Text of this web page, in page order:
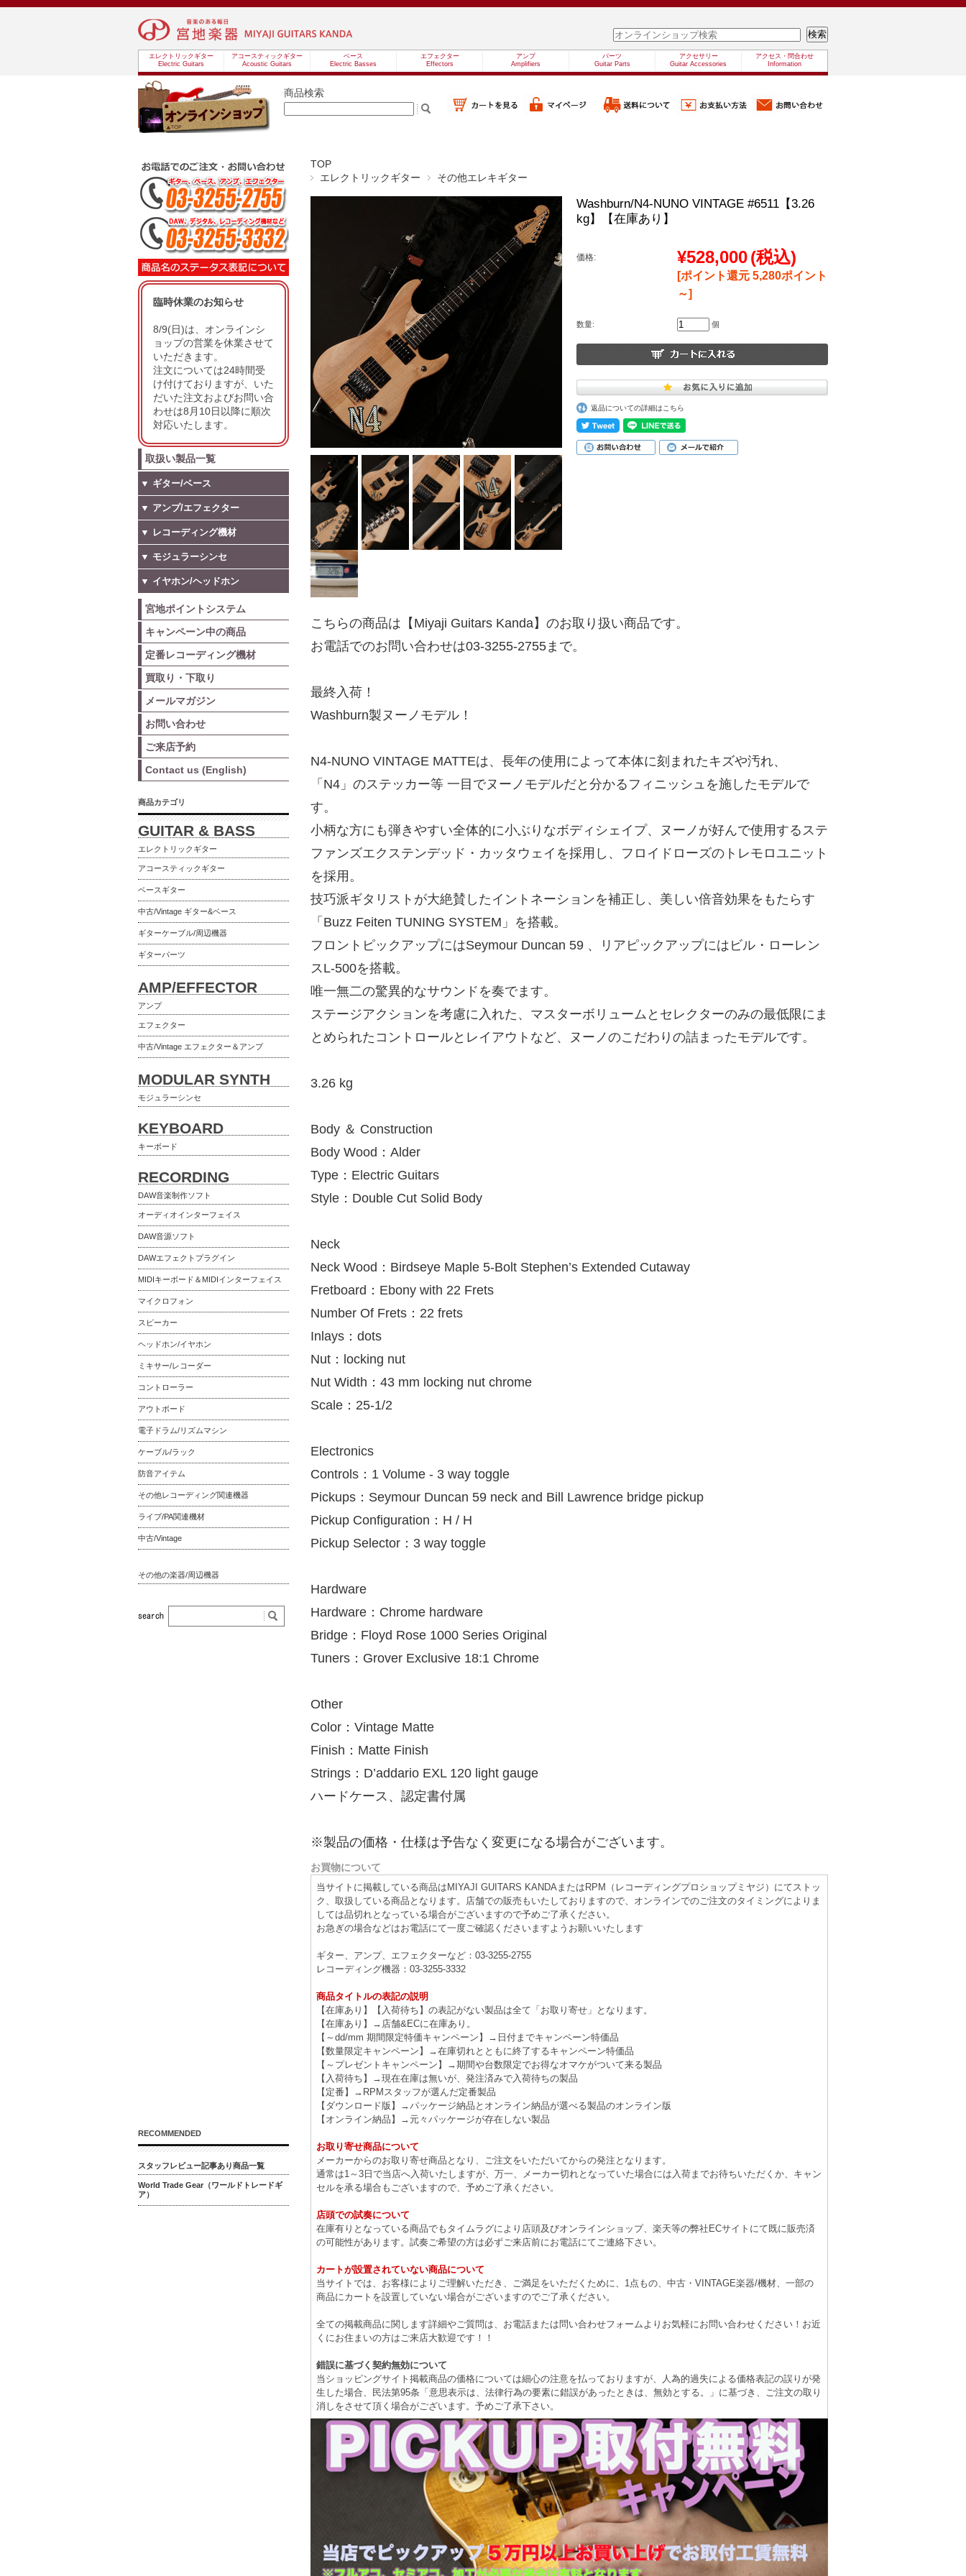
エレクトリックギター
Electric Guitars
アコースティックギター
Acoustic Guitars
ベース
Electric Basses
エフェクター
Effectors
アンプ
Amplifiers
パーツ
Guitar Parts
アクセサリー
Guitar Accessories
アクセス・問合わせ
Information
商品検索
TOP
エレクトリックギター
その他エレキギター
Washburn/N4-NUNO VINTAGE #6511【3.26
kg】【在庫あり】
価格: ¥528,000(税込)
[ポイント還元 5,280ポイント
～]
数量: 個
返品についての詳細はこちら
こちらの商品は【Miyaji Guitars Kanda】のお取り扱い商品です。
お電話でのお問い合わせは03-3255-2755まで。
最終入荷！
Washburn製ヌーノモデル！
N4-NUNO VINTAGE MATTEは、長年の使用によって本体に刻まれたキズや汚れ、
「N4」のステッカー等 一目でヌーノモデルだと分かるフィニッシュを施したモデルで
す。
小柄な方にも弾きやすい全体的に小ぶりなボディシェイプ、ヌーノが好んで使用するステ
ファンズエクステンデッド・カッタウェイを採用し、フロイドローズのトレモロユニット
を採用。
技巧派ギタリストが大絶賛したイントネーションを補正し、美しい倍音効果をもたらす
「Buzz Feiten TUNING SYSTEM」を搭載。
フロントピックアップにはSeymour Duncan 59 、リアピックアップにはビル・ローレン
スL-500を搭載。
唯一無二の驚異的なサウンドを奏でます。
ステージアクションを考慮に入れた、マスターボリュームとセレクターのみの最低限にま
とめられたコントロールとレイアウトなど、ヌーノのこだわりの詰まったモデルです。
3.26 kg
Body ＆ Construction
Body Wood：Alder
Type：Electric Guitars
Style：Double Cut Solid Body
Neck
Neck Wood：Birdseye Maple 5-Bolt Stephen’s Extended Cutaway
Fretboard：Ebony with 22 Frets
Number Of Frets：22 frets
Inlays：dots
Nut：locking nut
Nut Width：43 mm locking nut chrome
Scale：25-1/2
Electronics
Controls：1 Volume - 3 way toggle
Pickups：Seymour Duncan 59 neck and Bill Lawrence bridge pickup
Pickup Configuration：H / H
Pickup Selector：3 way toggle
Hardware
Hardware：Chrome hardware
Bridge：Floyd Rose 1000 Series Original
Tuners：Grover Exclusive 18:1 Chrome
Other
Color：Vintage Matte
Finish：Matte Finish
Strings：D’addario EXL 120 light gauge
ハードケース、認定書付属
※製品の価格・仕様は予告なく変更になる場合がございます。
お買物について
当サイトに掲載している商品はMIYAJI GUITARS KANDAまたはRPM（レコーディングプロショップミヤジ）にてストッ
ク、取扱している商品となります。店舗での販売もいたしておりますので、オンラインでのご注文のタイミングによりま
しては品切れとなっている場合がございますので予めご了承ください。
お急ぎの場合などはお電話にて一度ご確認くださいますようお願いいたします
ギター、アンプ、エフェクターなど：03-3255-2755
レコーディング機器：03-3255-3332
商品タイトルの表記の説明
【在庫あり】【入荷待ち】の表記がない製品は全て「お取り寄せ」となります。
【在庫あり】→店舗&ECに在庫あり。
【～dd/mm 期間限定特価キャンペーン】→日付までキャンペーン特価品
【数量限定キャンペーン】→在庫切れとともに終了するキャンペーン特価品
【～プレゼントキャンペーン】→期間や台数限定でお得なオマケがついて来る製品
【入荷待ち】→現在在庫は無いが、発注済みで入荷待ちの製品
【定番】→RPMスタッフが選んだ定番製品
【ダウンロード版】→パッケージ納品とオンライン納品が選べる製品のオンライン版
【オンライン納品】→元々パッケージが存在しない製品
お取り寄せ商品について
メーカーからのお取り寄せ商品となり、ご注文をいただいてからの発注となります。
通常は1～3日で当店へ入荷いたしますが、万一、メーカー切れとなっていた場合には入荷までお待ちいただくか、キャン
セルを承る場合もございますので、予めご了承ください。
店頭での試奏について
在庫有りとなっている商品でもタイムラグにより店頭及びオンラインショップ、楽天等の弊社ECサイトにて既に販売済
の可能性があります。試奏ご希望の方は必ずご来店前にお電話にてご連絡下さい。
カートが設置されていない商品について
当サイトでは、お客様によりご理解いただき、ご満足をいただくために、1点もの、中古・VINTAGE楽器/機材、一部の
商品にカートを設置していない場合がございますのでご了承ください。
全ての掲載商品に関します詳細やご質問は、お電話または問い合わせフォームよりお気軽にお問い合わせください！お近
くにお住まいの方はご来店大歓迎です！！
錯誤に基づく契約無効について
当ショッピングサイト掲載商品の価格については細心の注意を払っておりますが、人為的過失による価格表記の誤りが発
生した場合、民法第95条「意思表示は、法律行為の要素に錯誤があったときは、無効とする。」に基づき、ご注文の取り
消しをさせて頂く場合がございます。予めご了承下さい。
臨時休業のお知らせ
8/9(日)は、オンラインシ
ョップの営業を休業させて
いただきます。
注文については24時間受
け付けておりますが、いた
だいた注文およびお問い合
わせは8月10日以降に順次
対応いたします。
取扱い製品一覧
▼ ギター/ベース
▼ アンプ/エフェクター
▼ レコーディング機材
▼ モジュラーシンセ
▼ イヤホン/ヘッドホン
宮地ポイントシステム
キャンペーン中の商品
定番レコーディング機材
買取り・下取り
メールマガジン
お問い合わせ
ご来店予約
Contact us (English)
商品カテゴリ
GUITAR & BASS
エレクトリックギター
アコースティックギター
ベースギター
中古/Vintage ギター&ベース
ギターケーブル/周辺機器
ギターパーツ
AMP/EFFECTOR
アンプ
エフェクター
中古/Vintage エフェクター＆アンプ
MODULAR SYNTH
モジュラーシンセ
KEYBOARD
キーボード
RECORDING
DAW音楽制作ソフト
オーディオインターフェイス
DAW音源ソフト
DAWエフェクトプラグイン
MIDIキーボード＆MIDIインターフェイス
マイクロフォン
スピーカー
ヘッドホン/イヤホン
ミキサー/レコーダー
コントローラー
アウトボード
電子ドラム/リズムマシン
ケーブル/ラック
防音アイテム
その他レコーディング関連機器
ライブ/PA関連機材
中古/Vintage
その他の楽器/周辺機器
RECOMMENDED
スタッフレビュー記事あり商品一覧
World Trade Gear（ワールドトレードギ
ア）